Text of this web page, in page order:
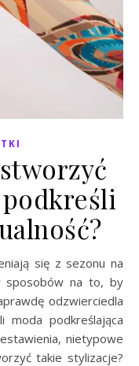
sposobów na to, by
odzwierciedla
moda podkreślająca
nietypowe
takie stylizacje?